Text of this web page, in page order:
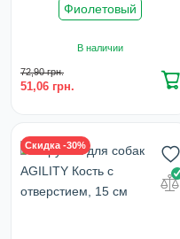
Фиолетовый
В наличии
72,90 грн.
51,06 грн.
Скидка -30%